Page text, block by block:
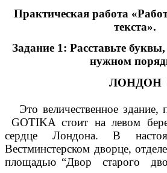
Практическая работа
текста».
Задание 1: Расставьте
нужном
ЛОНДОН
Это величественное здание,
GOTIKA стоит на левом
сердце Лондона. В
Вестминстерском дворце,
площадью “Двор старого